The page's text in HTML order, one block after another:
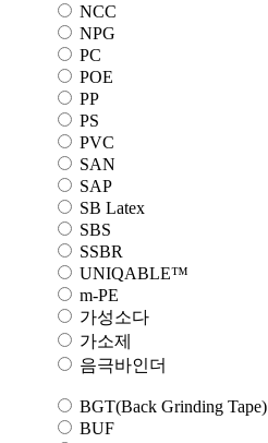
NCC
NPG
PC
POE
PP
PS
PVC
SAN
SAP
SB Latex
SBS
SSBR
UNIQABLE™
m-PE
가성소다
가소제
음극바인더
BGT(Back Grinding Tape)
BUF